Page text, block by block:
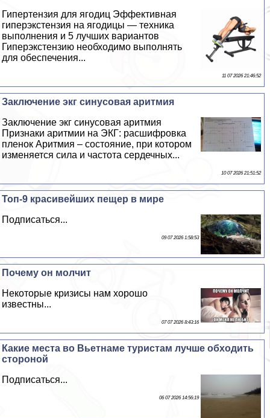
Гипертензия для ягoдиц Эффективная
гиперэкстензия на ягoдицы — техника
выполнения и 5 лучших вариантов
Гиперэкстензию необходимо выполнять
для обеспечения...
11 07 2026 21:46:52
Заключение экг синусовая аритмия
Заключение экг синусовая аритмия
Признаки аритмии на ЭКГ: расшифровка
пленок Аритмия – состояние, при котором
изменяется сила и частота сердечных...
10 07 2026 21:51:52
Топ-9 красивейших пещер в мире
Подписаться...
09 07 2026 1:58:53
Почему он молчит
Некоторые кризисы нам хорошо
известны...
07 07 2026 8:43:16
Какие места во Вьетнаме туристам лучше обходить
стороной
Подписаться...
06 07 2026 14:56:19